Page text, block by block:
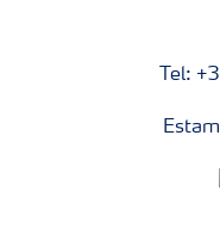
Tel: